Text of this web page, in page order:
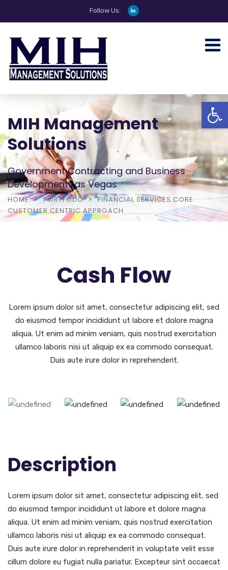
Follow Us:
MIH Management
Solutions
Government Contracting and Business
Development Las Vegas
HOME PORTFOLIO
FINANCIAL SERVICES CORE
CUSTOMER CENTRIC APPROACH
Cash Flow
Lorem ipsum dolor sit amet, consectetur adipiscing elit, sed
do eiusmod tempor incididunt ut labore et dolore magna
aliqua. Ut enim ad minim veniam, quis nostrud exercitation
ullamco laboris nisi ut aliquip ex ea commodo consequat.
Duis aute irure dolor in reprehenderit.
Description
Lorem ipsum dolor sit amet, consectetur adipiscing elit, sed
do eiusmod tempor incididunt ut labore et dolore magna
aliqua. Ut enim ad minim veniam, quis nostrud exercitation
ullamco laboris nisi ut aliquip ex ea commodo consequat.
Duis aute irure dolor in reprehenderit in voluptate velit esse
cillum dolore eu fugiat nulla pariatur. Excepteur sint occaecat